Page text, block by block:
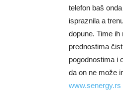
telefon baš
ispraznila a
dopune. Time
prednostima
pogodnostima i
da on ne može
www.senergy.rs